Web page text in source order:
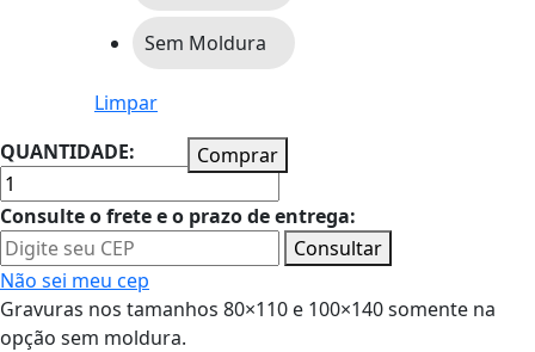
Sem Moldura
Limpar
QUANTIDADE:
Comprar
Consulte o frete e o prazo de entrega:
Consultar
Não sei meu cep
Gravuras nos tamanhos 80×110 e 100×140 somente na
opção sem moldura.